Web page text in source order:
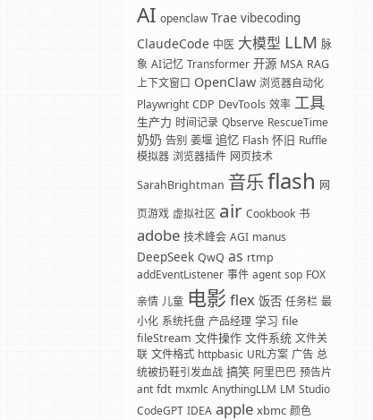
AI openclaw Trae vibecoding
ClaudeCode 中医 大模型 LLM 脉
象 AI记忆 Transformer 开源 MSA RAG
上下文窗口 OpenClaw 浏览器自动化
Playwright CDP DevTools 效率 工具
生产力 时间记录 Qbserve RescueTime
奶奶 告别 姜堰 追忆 Flash 怀旧 Ruffle
模拟器 浏览器插件 网页技术
SarahBrightman 音乐flash 网
页游戏 虚拟社区 air Cookbook 书
adobe 技术峰会 AGI manus
DeepSeek QwQ as rtmp
addEventListener 事件 agent sop FOX
亲情 儿童 电影 flex 饭否 任务栏 最
小化 系统托盘 产品经理 学习 file
fileStream 文件操作 文件系统 文件关
联 文件格式 httpbasic URL方案 广告 总
统被扔鞋引发血战 搞笑 阿里巴巴 预告片
ant fdt mxmlc AnythingLLM LM Studio
CodeGPT IDEA apple xbmc 颜色